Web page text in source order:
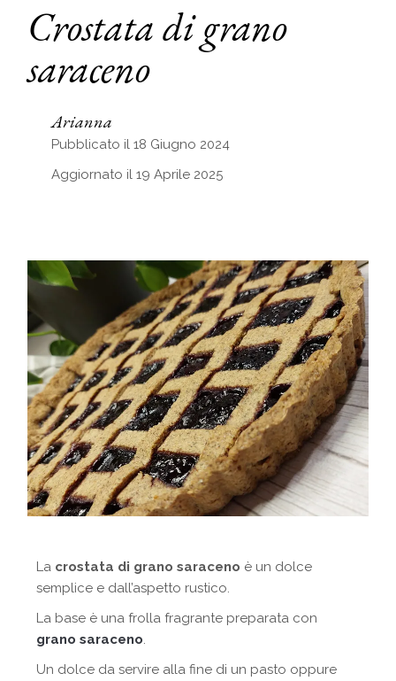
Crostata di grano
saraceno
Arianna
Pubblicato il 18 Giugno 2024
Aggiornato il 19 Aprile 2025
La crostata di grano saraceno è un dolce
semplice e dall’aspetto rustico.
La base è una frolla fragrante preparata con
grano saraceno.
Un dolce da servire alla fine di un pasto oppure